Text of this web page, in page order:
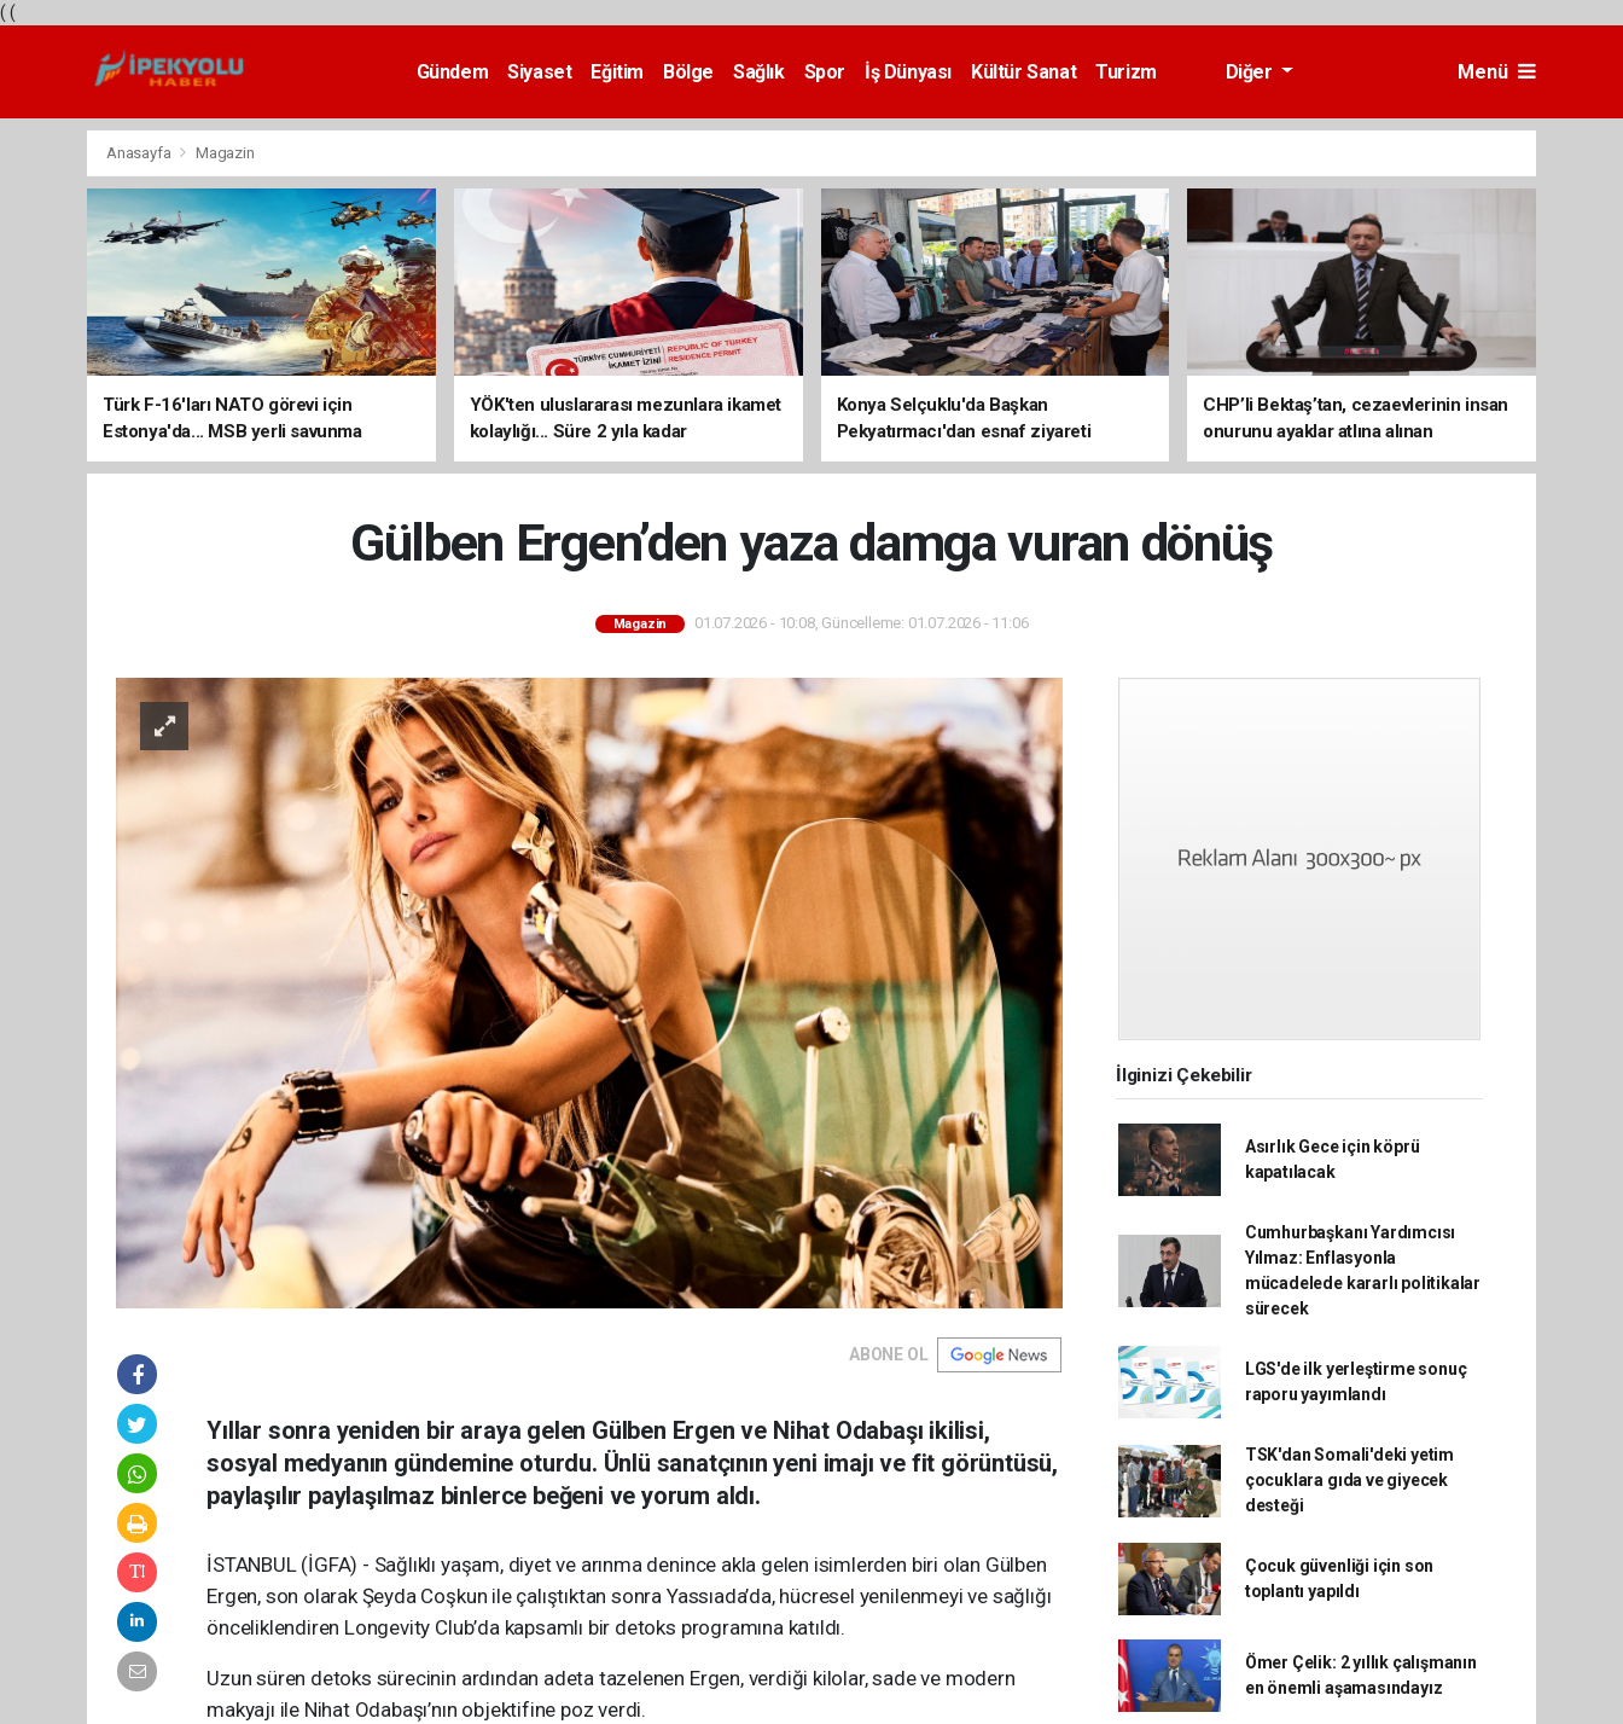
( (
Gündem Siyaset Eğitim Bölge Sağlık Spor İş Dünyası Kültür Sanat
Turizm
Diğer Menü
Anasayfa Magazin
Türk F-16'ları NATO görevi için
Estonya'da... MSB yerli savunma
sistemleriyle güçleniyor
YÖK'ten uluslararası mezunlara ikamet
kolaylığı... Süre 2 yıla kadar
uzatılabilecek
Konya Selçuklu'da Başkan
Pekyatırmacı'dan esnaf ziyareti
CHP’li Bektaş’tan, cezaevlerinin insan
onurunu ayaklar atlına alınan
mekânlara dönüşmesine tepki
Gülben Ergen’den yaza damga vuran dönüş
Magazin 01.07.2026 - 10:08, Güncelleme: 01.07.2026 - 11:06
ABONE OL
Yıllar sonra yeniden bir araya gelen Gülben Ergen ve Nihat Odabaşı ikilisi,
sosyal medyanın gündemine oturdu. Ünlü sanatçının yeni imajı ve fit görüntüsü,
paylaşılır paylaşılmaz binlerce beğeni ve yorum aldı.
İSTANBUL (İGFA) - Sağlıklı yaşam, diyet ve arınma denince akla gelen isimlerden biri olan Gülben
Ergen, son olarak Şeyda Coşkun ile çalıştıktan sonra Yassıada’da, hücresel yenilenmeyi ve sağlığı
önceliklendiren Longevity Club’da kapsamlı bir detoks programına katıldı.
Uzun süren detoks sürecinin ardından adeta tazelenen Ergen, verdiği kilolar, sade ve modern
makyajı ile Nihat Odabaşı’nın objektifine poz verdi.
İlginizi Çekebilir
Asırlık Gece için köprü
kapatılacak
Cumhurbaşkanı Yardımcısı
Yılmaz: Enflasyonla
mücadelede kararlı politikalar
sürecek
LGS'de ilk yerleştirme sonuç
raporu yayımlandı
TSK'dan Somali'deki yetim
çocuklara gıda ve giyecek
desteği
Çocuk güvenliği için son
toplantı yapıldı
Ömer Çelik: 2 yıllık çalışmanın
en önemli aşamasındayız